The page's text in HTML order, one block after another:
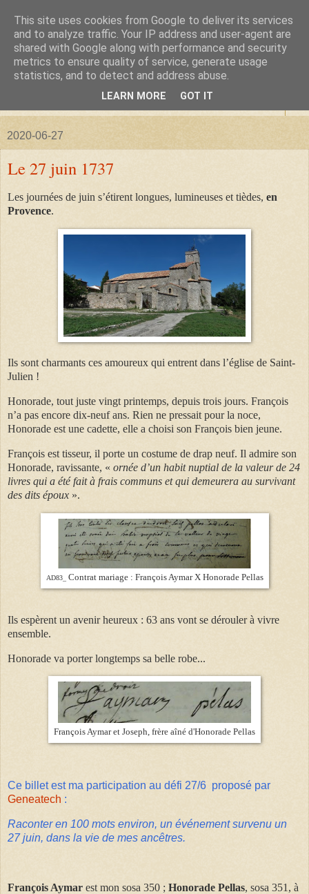
La forêt de Briqueloup
"Nous deviendrons des histoires pour nos enfants"
2020-06-27
Le 27 juin 1737
Les journées de juin s’étirent longues, lumineuses et tièdes, en
Provence.
Ils sont charmants ces amoureux qui entrent dans l’église de Saint-
Julien !
Honorade, tout juste vingt printemps, depuis trois jours. François
n’a pas encore dix-neuf ans. Rien ne pressait pour la noce,
Honorade est une cadette, elle a choisi son François bien jeune.
François est tisseur, il porte un costume de drap neuf. Il admire son
Honorade, ravissante, « ornée d’un habit nuptial de la valeur de 24
livres qui a été fait à frais communs et qui demeurera au survivant
des dits époux ».
AD83_ Contrat mariage : François Aymar X Honorade Pellas
Ils espèrent un avenir heureux : 63 ans vont se dérouler à vivre
ensemble.
Honorade va porter longtemps sa belle robe...
François Aymar et Joseph, frère aîné d'Honorade Pellas
Ce billet est ma participation au défi 27/6 proposé par
Geneatech :
Raconter en 100 mots environ, un événement survenu un
27 juin, dans la vie de mes ancêtres.
François Aymar est mon sosa 350 ; Honorade Pellas, sosa 351, à
This site uses cookies from Google to deliver its services
and to analyze traffic. Your IP address and user-agent are
shared with Google along with performance and security
metrics to ensure quality of service, generate usage
statistics, and to detect and address abuse.
LEARN MORE GOT IT